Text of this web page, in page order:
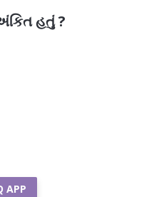
હતું ?
APP